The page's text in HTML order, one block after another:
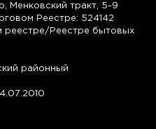
Менковский тракт, 5-9
Реестре: 524142
реестре/Реестре бытовых
районный